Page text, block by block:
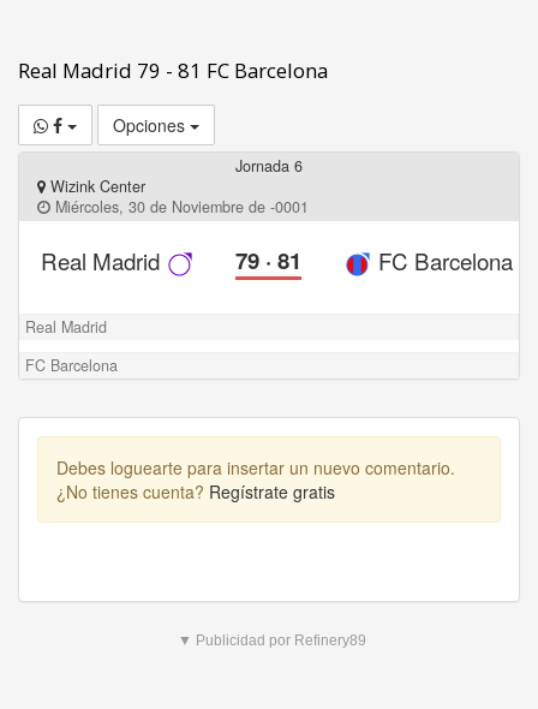
Real Madrid 79 - 81 FC Barcelona
Opciones
Jornada 6
Wizink Center
Miércoles, 30 de Noviembre de -0001
Real Madrid 79 ·81 FC Barcelona
Real Madrid
FC Barcelona
Debes loguearte para insertar un nuevo comentario.
¿No tienes cuenta? Regístrate gratis
▼ Publicidad por Refinery89